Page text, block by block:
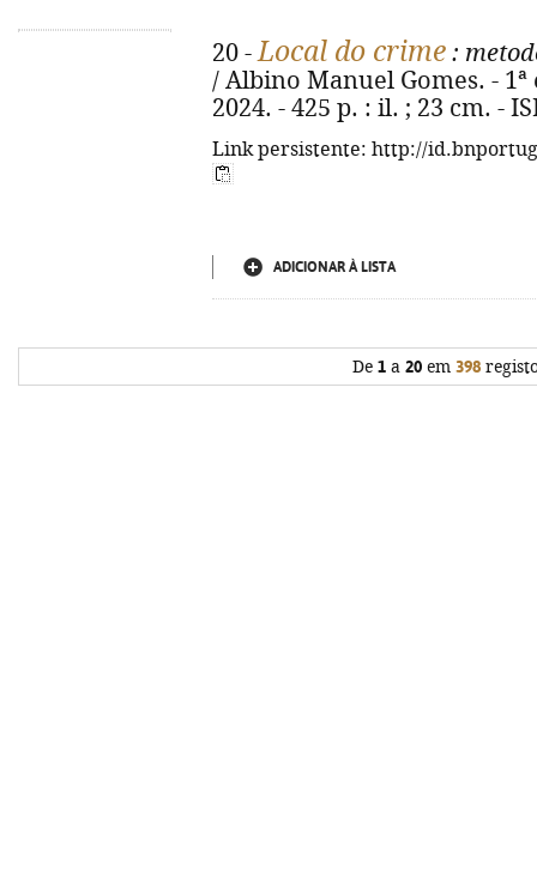
20 -Local do crime :
/ Albino Manuel Gomes. -
2024. - 425 p. : il. ; 23 cm. -
Link persistente: http://
ADICIONAR À LISTA
De 1 a 20 em 398